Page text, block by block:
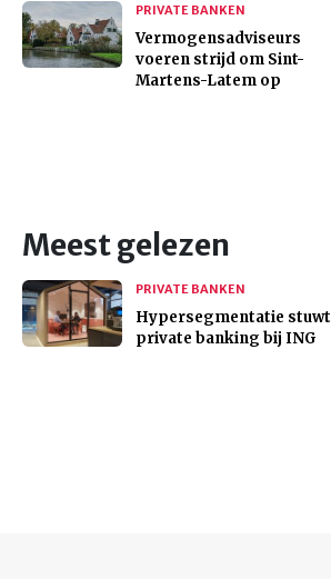
PRIVATE BANKEN
Vermogensadviseurs
voeren strijd om Sint-
Martens-Latem op
Meest gelezen
PRIVATE BANKEN
Hypersegmentatie stuwt
private banking bij ING